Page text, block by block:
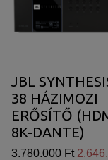
JBL
38 HÁZIMOZI
ERŐSÍTŐ
8K-DANTE)
3.780.000 Ft